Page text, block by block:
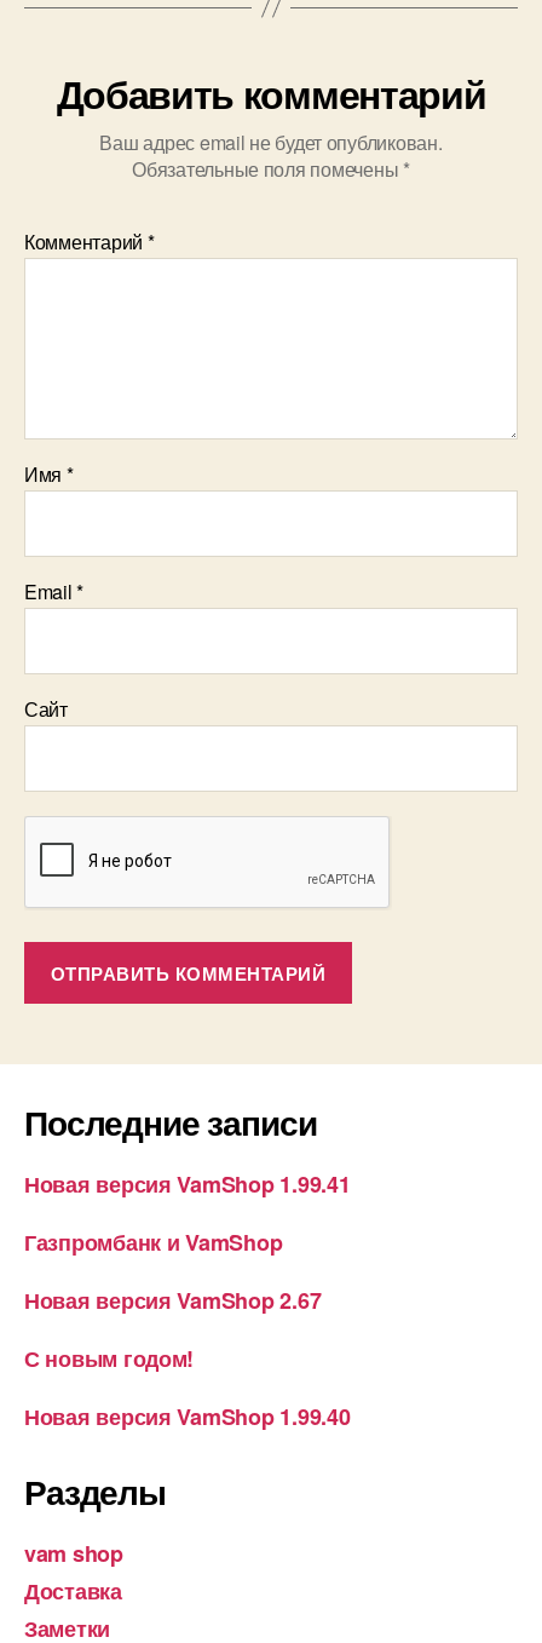
Добавить комментарий
Ваш адрес email не будет опубликован.
Обязательные поля помечены *
Комментарий *
Имя *
Email*
Сайт
Последние записи
Новая версия VamShop 1.99.41
Газпромбанк и VamShop
Новая версия VamShop 2.67
С новым годом!
Новая версия VamShop 1.99.40
Разделы
vam shop
Доставка
Заметки